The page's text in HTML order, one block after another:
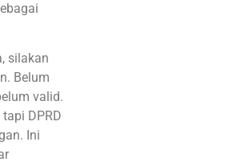
silakan
Belum
valid.
DPRD
Ini